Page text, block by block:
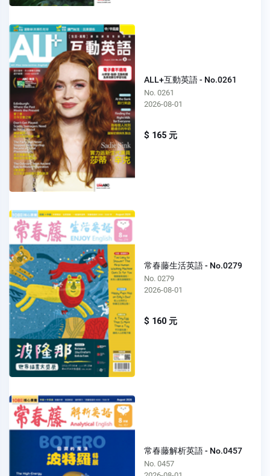
ALL+互動英語 - No.0261
No. 0261
2026-08-01
$ 165 元
常春藤生活英語 - No.0279
No. 0279
2026-08-01
$ 160 元
常春藤解析英語 - No.0457
No. 0457